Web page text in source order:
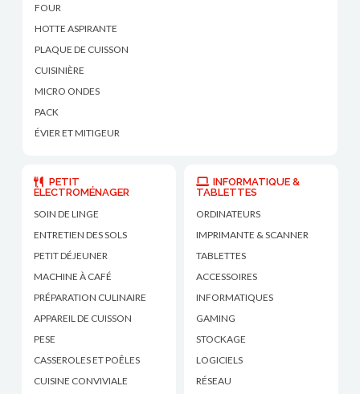
FOUR
HOTTE ASPIRANTE
PLAQUE DE CUISSON
CUISINIÈRE
MICRO ONDES
PACK
ÉVIER ET MITIGEUR
PETIT
ÉLECTROMÉNAGER
SOIN DE LINGE
ENTRETIEN DES SOLS
PETIT DÉJEUNER
MACHINE À CAFÉ
PRÉPARATION CULINAIRE
APPAREIL DE CUISSON
PESE
CASSEROLES ET POÊLES
CUISINE CONVIVIALE
INFORMATIQUE &
TABLETTES
ORDINATEURS
IMPRIMANTE & SCANNER
TABLETTES
ACCESSOIRES
INFORMATIQUES
GAMING
STOCKAGE
LOGICIELS
RÉSEAU